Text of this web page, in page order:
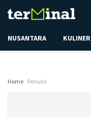
NUSANTARA KULINER
Home Penulis